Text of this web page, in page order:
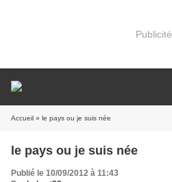
Publicité
Accueil » le pays ou je suis née
le pays ou je suis née
Publié le 10/09/2012 à 11:43